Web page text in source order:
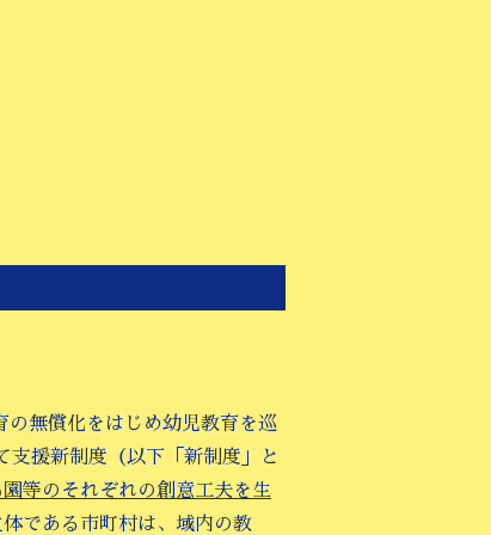
無償化をはじめ幼児教育を巡
支援新制度（以下「新制度」と
等のそれぞれの創意工夫を生
である市町村は、域内の教